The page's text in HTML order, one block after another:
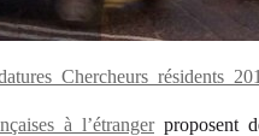
Chercheurs résidents
à l’étrangerproposent